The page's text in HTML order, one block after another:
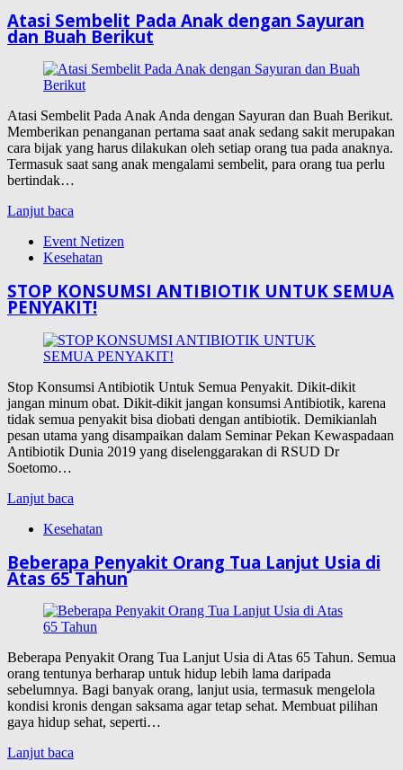
Atasi Sembelit Pada Anak dengan Sayuran
dan Buah Berikut
Atasi Sembelit Pada Anak Anda dengan Sayuran dan Buah Berikut.
Memberikan penanganan pertama saat anak sedang sakit merupakan
cara bijak yang harus dilakukan oleh setiap orang tua pada anaknya.
Termasuk saat sang anak mengalami sembelit, para orang tua perlu
bertindak…
Lanjut baca
Event Netizen
Kesehatan
STOP KONSUMSI ANTIBIOTIK UNTUK SEMUA
PENYAKIT!
Stop Konsumsi Antibiotik Untuk Semua Penyakit. Dikit-dikit
jangan minum obat. Dikit-dikit jangan konsumsi Antibiotik, karena
tidak semua penyakit bisa diobati dengan antibiotik. Demikianlah
pesan utama yang disampaikan dalam Seminar Pekan Kewaspadaan
Antibiotik Dunia 2019 yang diselenggarakan di RSUD Dr
Soetomo…
Lanjut baca
Kesehatan
Beberapa Penyakit Orang Tua Lanjut Usia di
Atas 65 Tahun
Beberapa Penyakit Orang Tua Lanjut Usia di Atas 65 Tahun. Semua
orang tentunya berharap untuk hidup lebih lama daripada
sebelumnya. Bagi banyak orang, lanjut usia, termasuk mengelola
kondisi kronis dengan saksama agar tetap sehat. Membuat pilihan
gaya hidup sehat, seperti…
Lanjut baca